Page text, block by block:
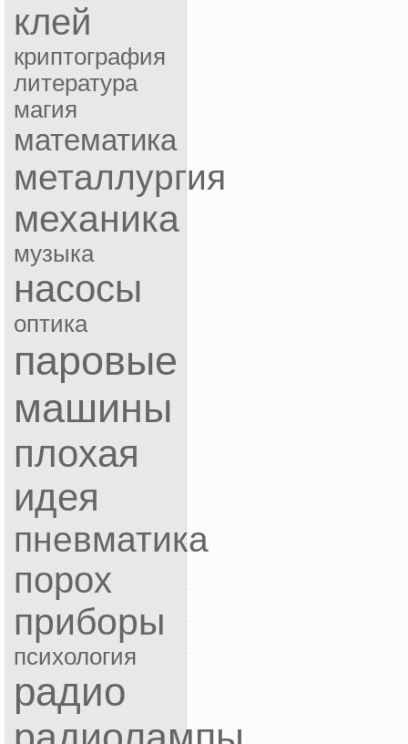
клей
криптография
литература
магия
математика
металлургия
механика
музыка
насосы
оптика
паровые
машины
плохая
идея
пневматика
порох
приборы
психология
радио